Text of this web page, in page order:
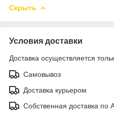
Скрыть
Условия доставки
Доставка осуществляется
Самовывоз
Доставка курьером
Собственная доставка по